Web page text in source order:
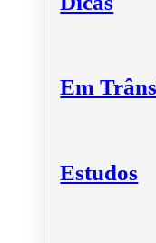
Em
Estudos